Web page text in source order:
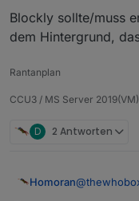
Blockly sollte/muss
dem Hintergrund,
Rantanplan
CCU3 / MS Server
D 2 Antworten
Homoran@